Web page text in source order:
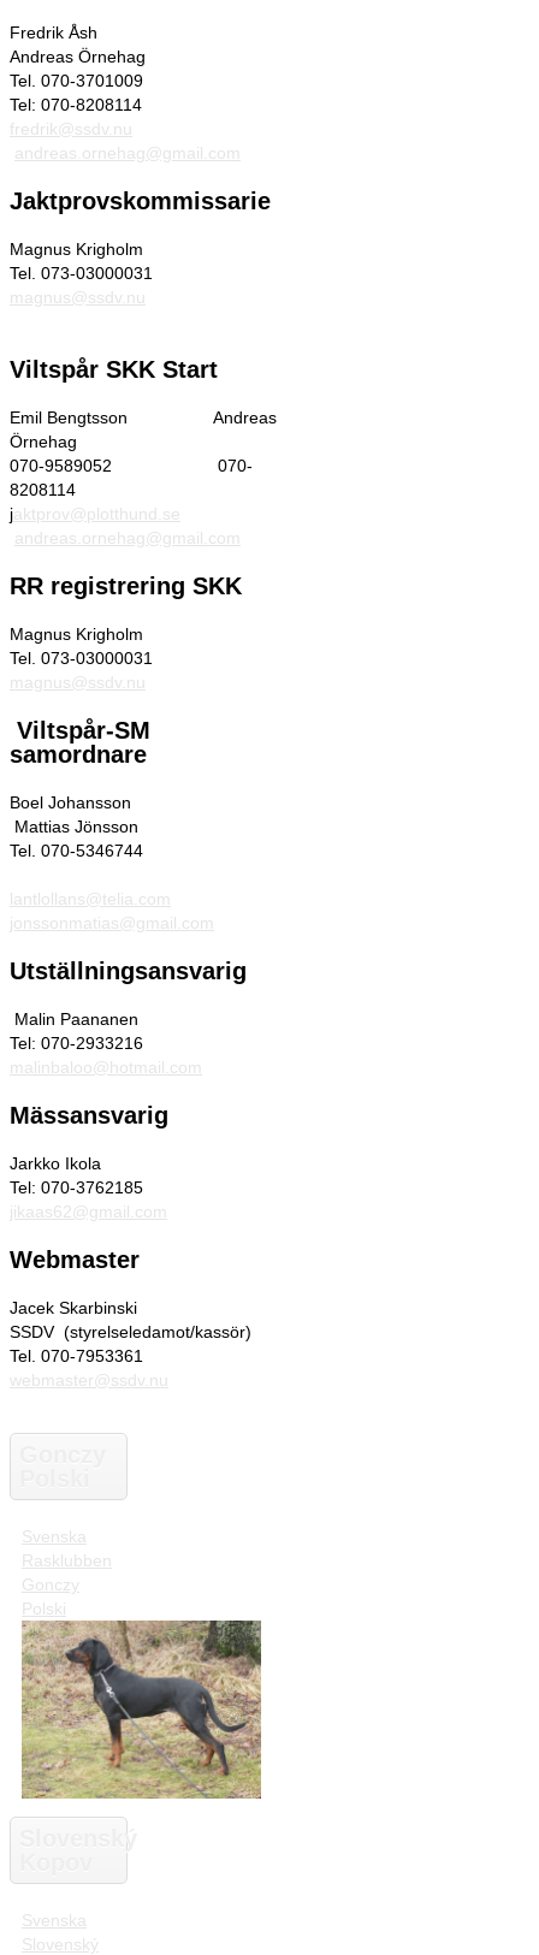
Fredrik Åsh
Andreas Örnehag
Tel. 070-3701009
Tel: 070-8208114
fredrik@ssdv.nu
andreas.ornehag@gmail.com
Jaktprovskommissarie
Magnus Krigholm
Tel. 073-03000031
magnus@ssdv.nu
Viltspår SKK Start
Emil Bengtsson Andreas
Örnehag
070-9589052 070-
8208114
jaktprov@plotthund.se
andreas.ornehag@gmail.com
RR registrering SKK
Magnus Krigholm
Tel. 073-03000031
magnus@ssdv.nu
Viltspår-SM
samordnare
Boel Johansson
Mattias Jönsson
Tel. 070-5346744
lantlollans@telia.com
jonssonmatias@gmail.com
Utställningsansvarig
Malin Paananen
Tel: 070-2933216
malinbaloo@hotmail.com
Mässansvarig
Jarkko Ikola
Tel: 070-3762185
jikaas62@gmail.com
Webmaster
Jacek Skarbinski
SSDV (styrelseledamot/kassör)
Tel. 070-7953361
webmaster@ssdv.nu
Svenska
Rasklubben
Gonczy
Polski
Svenska
Slovenský